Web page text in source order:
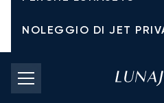
NOLEGGIO DI JET
TARIFFE DI NOLEGGIO
JET PRIVATI